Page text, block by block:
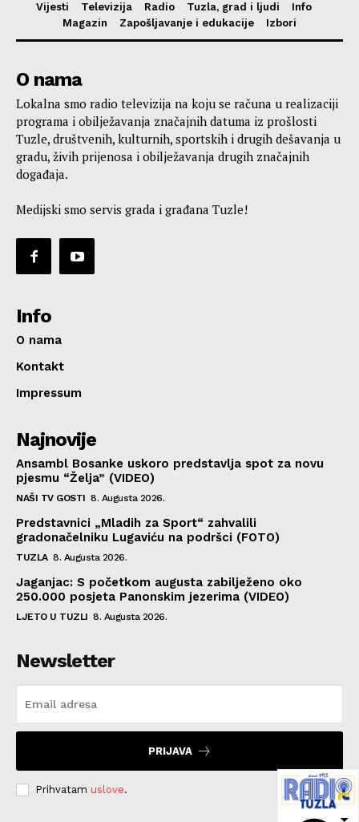
Vijesti Televizija Radio Tuzla, grad i ljudi
Info
Magazin
Zapošljavanje i edukacije Izbori
O nama
Lokalna smo radio televizija na koju se računa u realizaciji
programa i obilježavanja značajnih datuma iz prošlosti
Tuzle, društvenih, kulturnih, sportskih i drugih dešavanja u
gradu, živih prijenosa i obilježavanja drugih značajnih
događaja.
Medijski smo servis grada i građana Tuzle!
Info
O nama
Kontakt
Impressum
Najnovije
Ansambl Bosanke uskoro predstavlja spot za novu
pjesmu “Želja” (VIDEO)
NAŠI TV GOSTI 8. Augusta 2026.
Predstavnici „Mladih za Sport“ zahvalili
gradonačelniku Lugaviću na podršci (FOTO)
TUZLA 8. Augusta 2026.
Jaganjac: S početkom augusta zabilježeno oko
250.000 posjeta Panonskim jezerima (VIDEO)
LJETO U TUZLI 8. Augusta 2026.
Newsletter
PRIJAVA
Prihvatam uslove.